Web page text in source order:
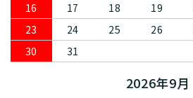
16
17 18 19
23
24 25 26
30
31
2026年9月